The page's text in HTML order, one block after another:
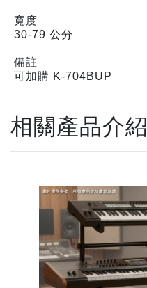
寬度
30-79 公分
備註
可加購 K-704BUP
相關產品介紹